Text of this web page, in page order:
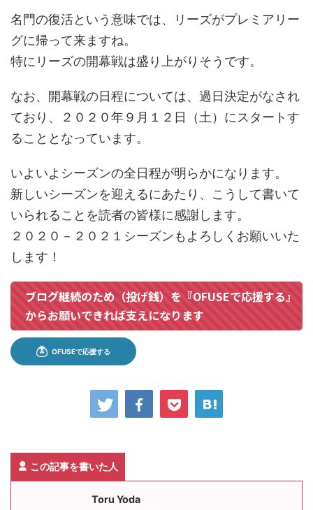
名門の復活という意味では、リーズがプレミアリー
グに帰って来ますね。
特にリーズの開幕戦は盛り上がりそうです。
なお、開幕戦の日程については、過日決定がなされ
ており、２０２０年９月１２日（土）にスタートす
ることとなっています。
いよいよシーズンの全日程が明らかになります。
新しいシーズンを迎えるにあたり、こうして書いて
いられることを読者の皆様に感謝します。
２０２０－２０２１シーズンもよろしくお願いいた
します！
ブログ継続のため（投げ銭）を『OFUSEで応援する』
からお願いできれば支えになります
この記事を書いた人
Toru Yoda